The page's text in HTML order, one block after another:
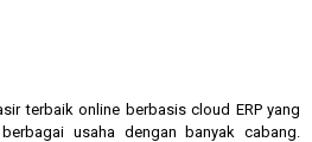
terbaik online berbasis cloud ERP yang
usaha dengan banyak cabang.